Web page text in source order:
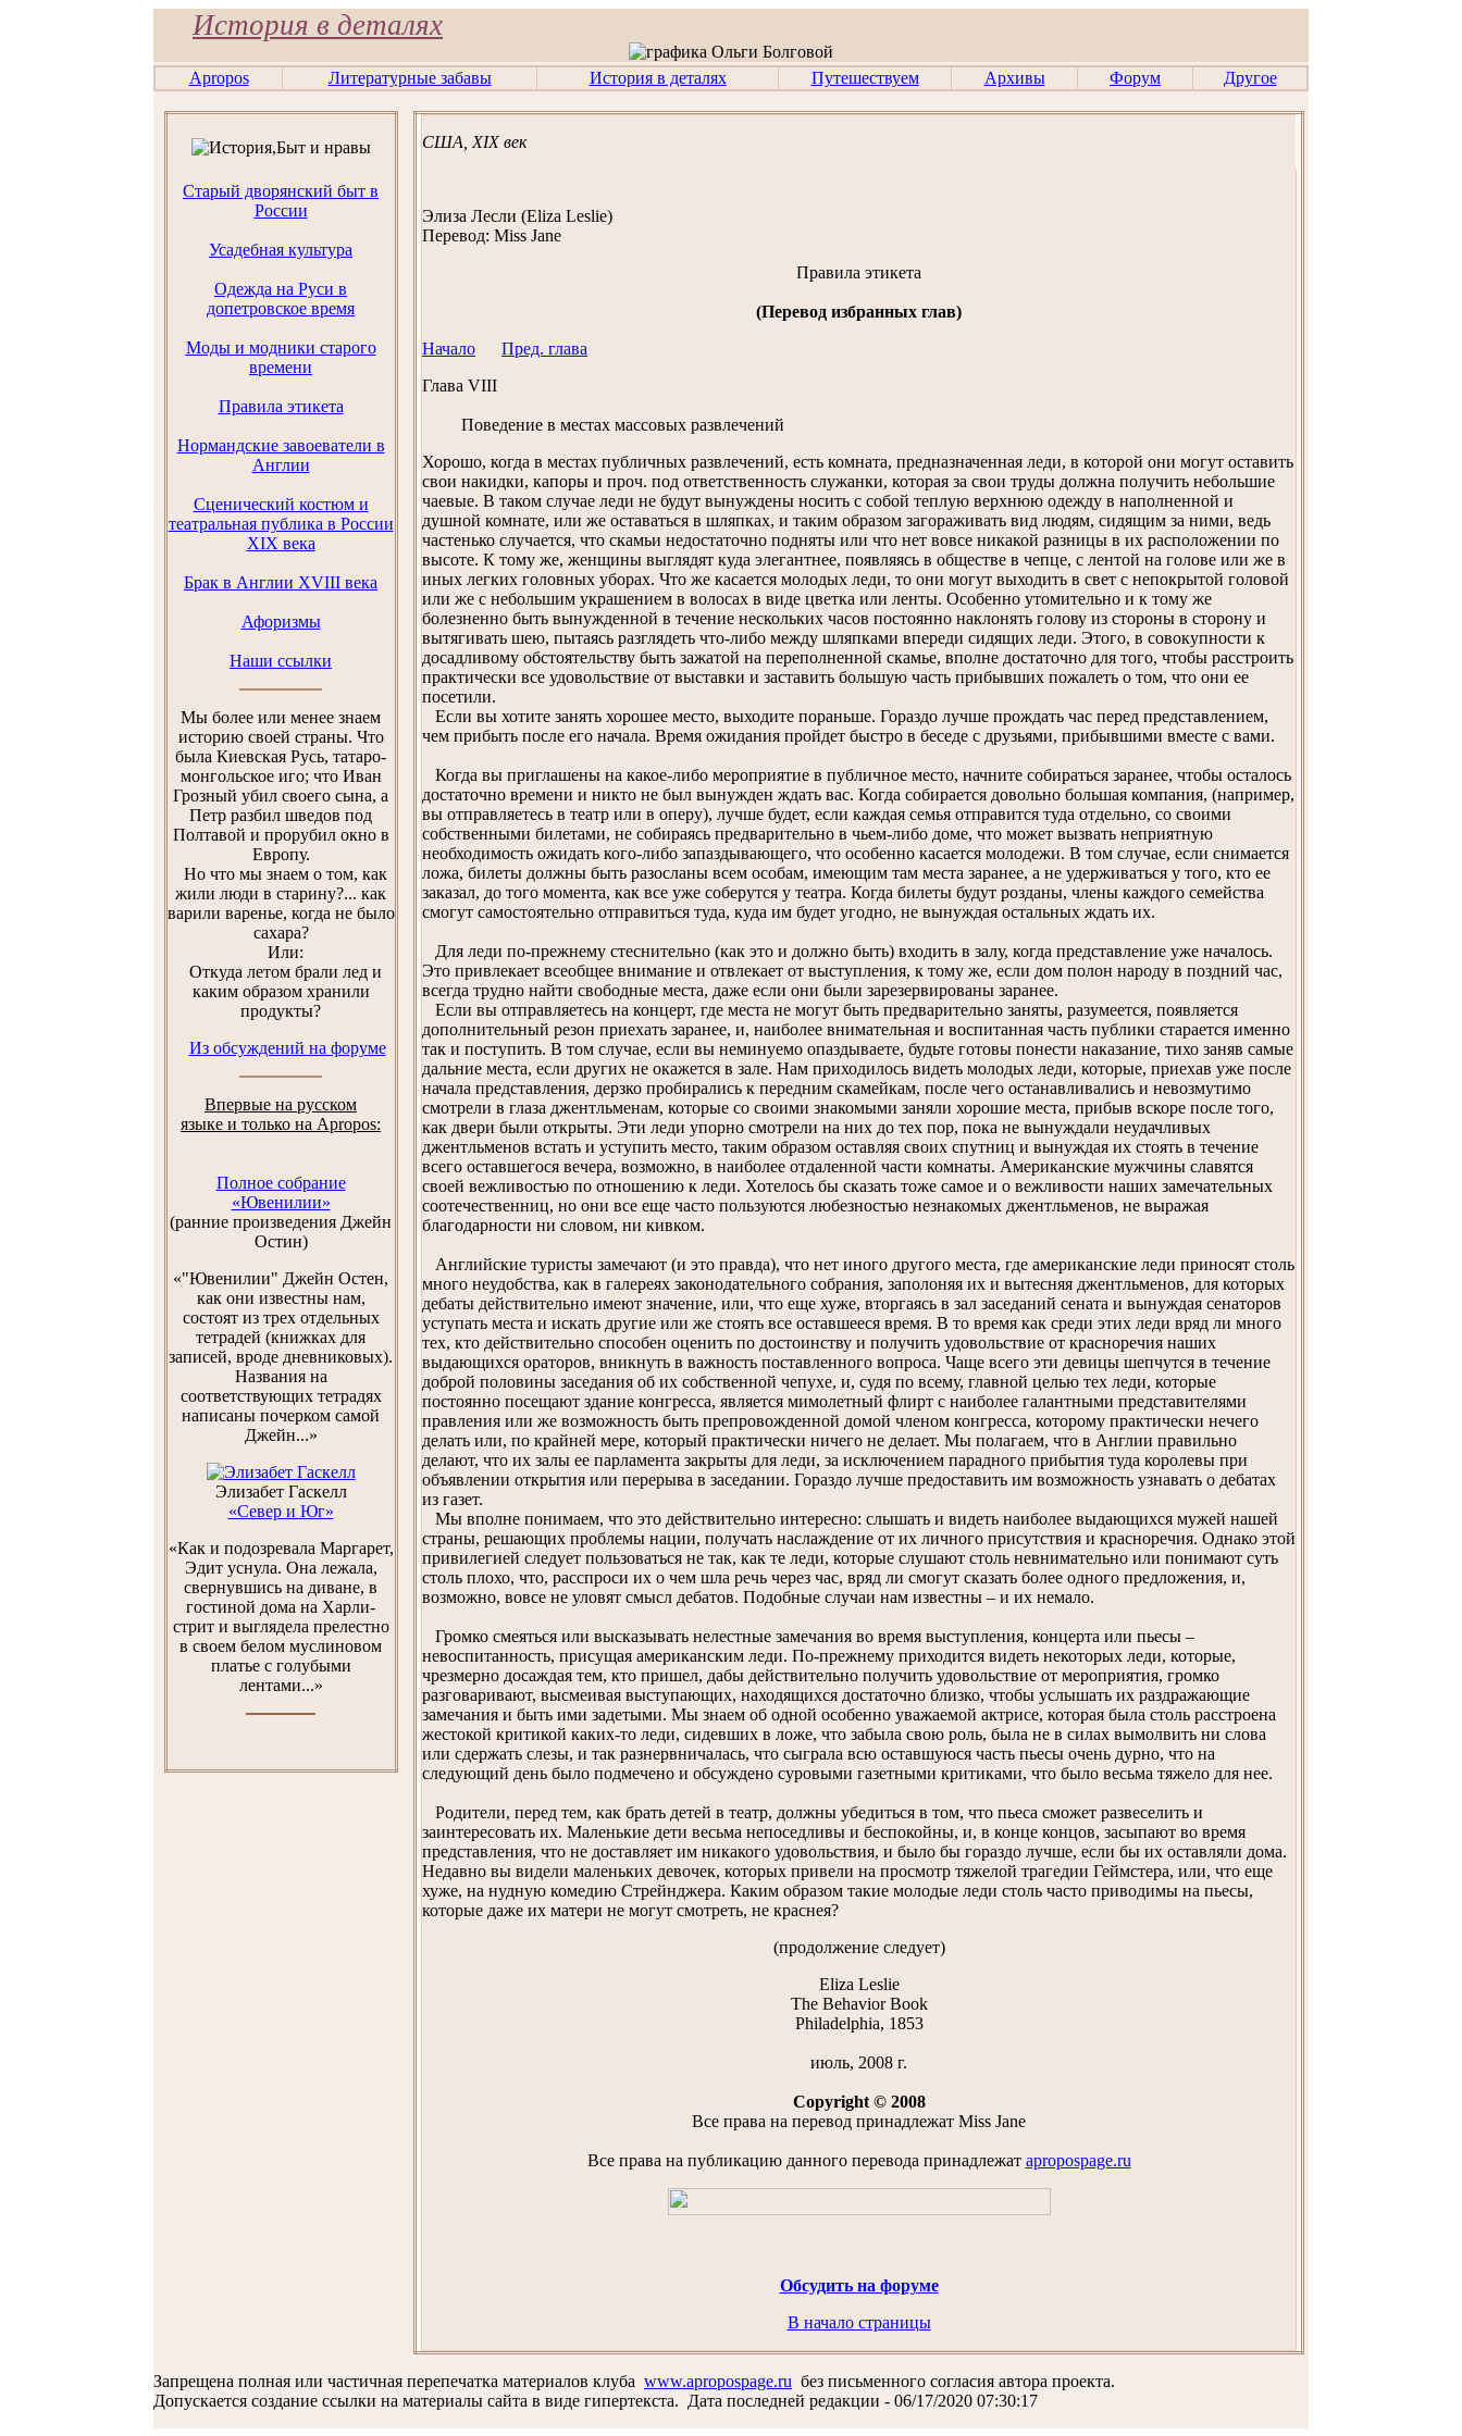
История в деталях
Apropos Литературные забавы История в деталях Путешествуем Архивы Форум Другое
Старый дворянский быт в
России
Усадебная культура
Одежда на Руси в
допетровское время
Моды и модники старого
времени
Правила этикета
Нормандские завоеватели в
Англии
Сценический костюм и
театральная публика в России
XIX века
Брак в Англии XVIII века
Афоризмы
Наши ссылки
Мы более или менее знаем
историю своей страны. Что
была Киевская Русь, татаро-
монгольское иго; что Иван
Грозный убил своего сына, а
Петр разбил шведов под
Полтавой и прорубил окно в
Европу.
Но что мы знаем о том, как
жили люди в старину?... как
варили варенье, когда не было
сахара?
Или:
Откуда летом брали лед и
каким образом хранили
продукты?
Из обсуждений на форуме
Впервые на русском
языке и только на Apropos:
Полное собрание
«Ювенилии»
(ранние произведения Джейн
Остин)
«"Ювенилии" Джейн Остен,
как они известны нам,
состоят из трех отдельных
тетрадей (книжках для
записей, вроде дневниковых).
Названия на
соответствующих тетрадях
написаны почерком самой
Джейн...»
Элизабет Гаскелл
«Север и Юг»
«Как и подозревала Маргарет,
Эдит уснула. Она лежала,
свернувшись на диване, в
гостиной дома на Харли-
стрит и выглядела прелестно
в своем белом муслиновом
платье с голубыми
лентами...»
США, XIX век
Элиза Лесли (Eliza Leslie)
Перевод: Miss Jane
Правила этикета
(Перевод избранных глав)
Начало
Пред. глава
Глава VIII
Поведение в местах массовых развлечений
Хорошо, когда в местах публичных развлечений, есть комната, предназначенная леди, в которой они могут оставить
свои накидки, капоры и проч. под ответственность служанки, которая за свои труды должна получить небольшие
чаевые. В таком случае леди не будут вынуждены носить с собой теплую верхнюю одежду в наполненной и
душной комнате, или же оставаться в шляпках, и таким образом загораживать вид людям, сидящим за ними, ведь
частенько случается, что скамьи недостаточно подняты или что нет вовсе никакой разницы в их расположении по
высоте. К тому же, женщины выглядят куда элегантнее, появляясь в обществе в чепце, с лентой на голове или же в
иных легких головных уборах. Что же касается молодых леди, то они могут выходить в свет с непокрытой головой
или же с небольшим украшением в волосах в виде цветка или ленты. Особенно утомительно и к тому же
болезненно быть вынужденной в течение нескольких часов постоянно наклонять голову из стороны в сторону и
вытягивать шею, пытаясь разглядеть что-либо между шляпками впереди сидящих леди. Этого, в совокупности к
досадливому обстоятельству быть зажатой на переполненной скамье, вполне достаточно для того, чтобы расстроить
практически все удовольствие от выставки и заставить большую часть прибывших пожалеть о том, что они ее
посетили.
Если вы хотите занять хорошее место, выходите пораньше. Гораздо лучше прождать час перед представлением,
чем прибыть после его начала. Время ожидания пройдет быстро в беседе с друзьями, прибывшими вместе с вами.
Когда вы приглашены на какое-либо мероприятие в публичное место, начните собираться заранее, чтобы осталось
достаточно времени и никто не был вынужден ждать вас. Когда собирается довольно большая компания, (например,
вы отправляетесь в театр или в оперу), лучше будет, если каждая семья отправится туда отдельно, со своими
собственными билетами, не собираясь предварительно в чьем-либо доме, что может вызвать неприятную
необходимость ожидать кого-либо запаздывающего, что особенно касается молодежи. В том случае, если снимается
ложа, билеты должны быть разосланы всем особам, имеющим там места заранее, а не удерживаться у того, кто ее
заказал, до того момента, как все уже соберутся у театра. Когда билеты будут розданы, члены каждого семейства
смогут самостоятельно отправиться туда, куда им будет угодно, не вынуждая остальных ждать их.
Для леди по-прежнему стеснительно (как это и должно быть) входить в залу, когда представление уже началось.
Это привлекает всеобщее внимание и отвлекает от выступления, к тому же, если дом полон народу в поздний час,
всегда трудно найти свободные места, даже если они были зарезервированы заранее.
Если вы отправляетесь на концерт, где места не могут быть предварительно заняты, разумеется, появляется
дополнительный резон приехать заранее, и, наиболее внимательная и воспитанная часть публики старается именно
так и поступить. В том случае, если вы неминуемо опаздываете, будьте готовы понести наказание, тихо заняв самые
дальние места, если других не окажется в зале. Нам приходилось видеть молодых леди, которые, приехав уже после
начала представления, дерзко пробирались к передним скамейкам, после чего останавливались и невозмутимо
смотрели в глаза джентльменам, которые со своими знакомыми заняли хорошие места, прибыв вскоре после того,
как двери были открыты. Эти леди упорно смотрели на них до тех пор, пока не вынуждали неудачливых
джентльменов встать и уступить место, таким образом оставляя своих спутниц и вынуждая их стоять в течение
всего оставшегося вечера, возможно, в наиболее отдаленной части комнаты. Американские мужчины славятся
своей вежливостью по отношению к леди. Хотелось бы сказать тоже самое и о вежливости наших замечательных
соотечественниц, но они все еще часто пользуются любезностью незнакомых джентльменов, не выражая
благодарности ни словом, ни кивком.
Английские туристы замечают (и это правда), что нет иного другого места, где американские леди приносят столь
много неудобства, как в галереях законодательного собрания, заполоняя их и вытесняя джентльменов, для которых
дебаты действительно имеют значение, или, что еще хуже, вторгаясь в зал заседаний сената и вынуждая сенаторов
уступать места и искать другие или же стоять все оставшееся время. В то время как среди этих леди вряд ли много
тех, кто действительно способен оценить по достоинству и получить удовольствие от красноречия наших
выдающихся ораторов, вникнуть в важность поставленного вопроса. Чаще всего эти девицы шепчутся в течение
доброй половины заседания об их собственной чепухе, и, судя по всему, главной целью тех леди, которые
постоянно посещают здание конгресса, является мимолетный флирт с наиболее галантными представителями
правления или же возможность быть препровожденной домой членом конгресса, которому практически нечего
делать или, по крайней мере, который практически ничего не делает. Мы полагаем, что в Англии правильно
делают, что их залы ее парламента закрыты для леди, за исключением парадного прибытия туда королевы при
объявлении открытия или перерыва в заседании. Гораздо лучше предоставить им возможность узнавать о дебатах
из газет.
Мы вполне понимаем, что это действительно интересно: слышать и видеть наиболее выдающихся мужей нашей
страны, решающих проблемы нации, получать наслаждение от их личного присутствия и красноречия. Однако этой
привилегией следует пользоваться не так, как те леди, которые слушают столь невнимательно или понимают суть
столь плохо, что, расспроси их о чем шла речь через час, вряд ли смогут сказать более одного предложения, и,
возможно, вовсе не уловят смысл дебатов. Подобные случаи нам известны – и их немало.
Громко смеяться или высказывать нелестные замечания во время выступления, концерта или пьесы –
невоспитанность, присущая американским леди. По-прежнему приходится видеть некоторых леди, которые,
чрезмерно досаждая тем, кто пришел, дабы действительно получить удовольствие от мероприятия, громко
разговаривают, высмеивая выступающих, находящихся достаточно близко, чтобы услышать их раздражающие
замечания и быть ими задетыми. Мы знаем об одной особенно уважаемой актрисе, которая была столь расстроена
жестокой критикой каких-то леди, сидевших в ложе, что забыла свою роль, была не в силах вымолвить ни слова
или сдержать слезы, и так разнервничалась, что сыграла всю оставшуюся часть пьесы очень дурно, что на
следующий день было подмечено и обсуждено суровыми газетными критиками, что было весьма тяжело для нее.
Родители, перед тем, как брать детей в театр, должны убедиться в том, что пьеса сможет развеселить и
заинтересовать их. Маленькие дети весьма непоседливы и беспокойны, и, в конце концов, засыпают во время
представления, что не доставляет им никакого удовольствия, и было бы гораздо лучше, если бы их оставляли дома.
Недавно вы видели маленьких девочек, которых привели на просмотр тяжелой трагедии Геймстера, или, что еще
хуже, на нудную комедию Стрейнджера. Каким образом такие молодые леди столь часто приводимы на пьесы,
которые даже их матери не могут смотреть, не краснея?
(продолжение следует)
Eliza Leslie
The Behavior Book
Philadelphia, 1853
июль, 2008 г.
Copyright © 2008
Все права на перевод принадлежат Miss Jane
Все права на публикацию данного перевода принадлежат apropospage.ru
Обсудить на форуме
В начало страницы
Запрещена полная или частичная перепечатка материалов клуба www.apropospage.ru без письменного согласия автора проекта.
Допускается создание ссылки на материалы сайта в виде гипертекста. Дата последней редакции - 06/17/2020 07:30:17